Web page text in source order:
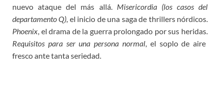
o
k
r
o
n
n
k
e
e
s
t
nuevo ataque del más allá. Misericordia (los casos del
departamento Q), el inicio de una saga de thrillers nórdicos.
Phoenix, el drama de la guerra prolongado por sus heridas.
Requisitos para ser una persona normal, el soplo de aire
fresco ante tanta seriedad.